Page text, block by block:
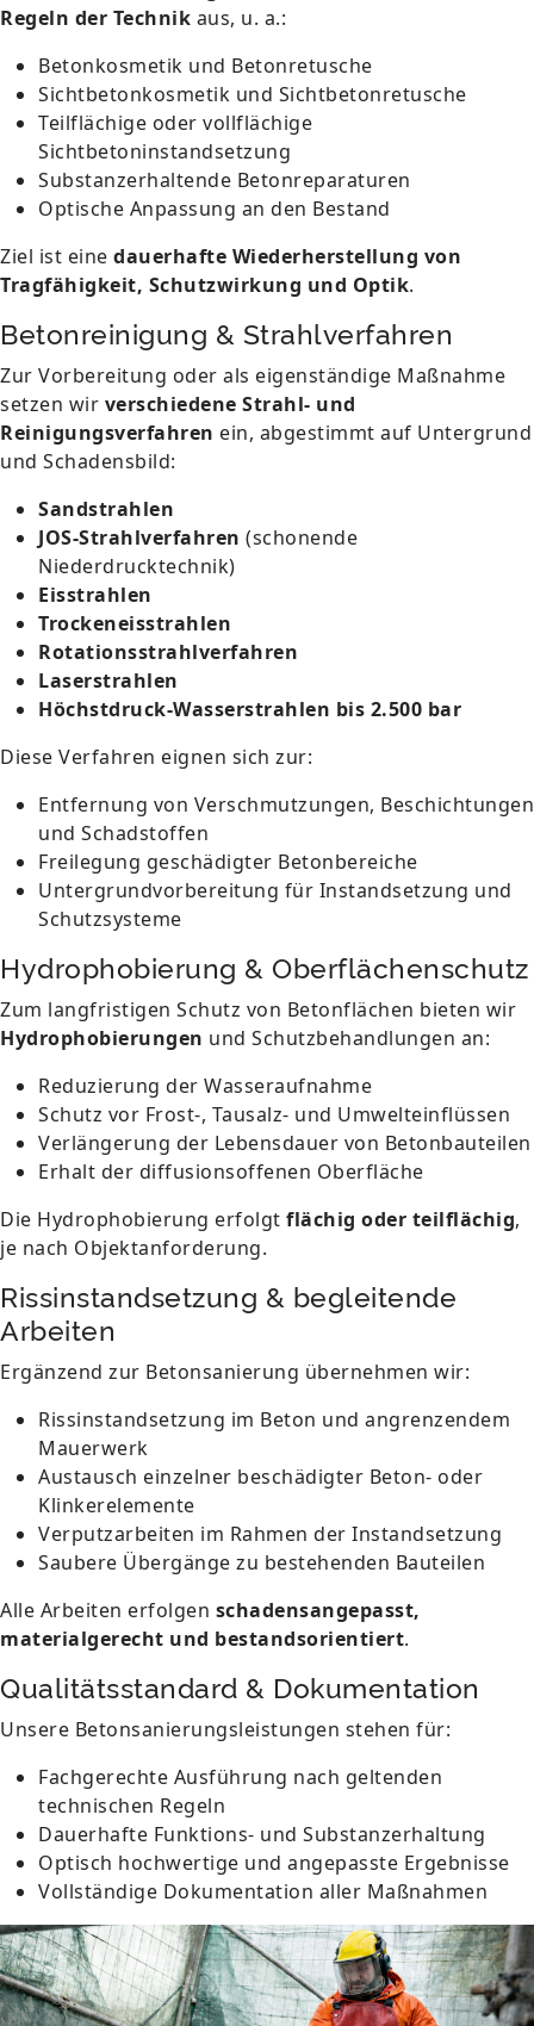
Regeln der Technik aus, u. a.:
Betonkosmetik und Betonretusche
Sichtbetonkosmetik und Sichtbetonretusche
Teilflächige oder vollflächige
Sichtbetoninstandsetzung
Substanzerhaltende Betonreparaturen
Optische Anpassung an den Bestand
Ziel ist eine dauerhafte Wiederherstellung von
Tragfähigkeit, Schutzwirkung und Optik.
Betonreinigung & Strahlverfahren
Zur Vorbereitung oder als eigenständige Maßnahme
setzen wir verschiedene Strahl- und
Reinigungsverfahren ein, abgestimmt auf Untergrund
und Schadensbild:
Sandstrahlen
JOS-Strahlverfahren (schonende
Niederdrucktechnik)
Eisstrahlen
Trockeneisstrahlen
Rotationsstrahlverfahren
Laserstrahlen
Höchstdruck-Wasserstrahlen bis 2.500 bar
Diese Verfahren eignen sich zur:
Entfernung von Verschmutzungen, Beschichtungen
und Schadstoffen
Freilegung geschädigter Betonbereiche
Untergrundvorbereitung für Instandsetzung und
Schutzsysteme
Hydrophobierung & Oberflächenschutz
Zum langfristigen Schutz von Betonflächen bieten wir
Hydrophobierungen und Schutzbehandlungen an:
Reduzierung der Wasseraufnahme
Schutz vor Frost-, Tausalz- und Umwelteinflüssen
Verlängerung der Lebensdauer von Betonbauteilen
Erhalt der diffusionsoffenen Oberfläche
Die Hydrophobierung erfolgt flächig oder teilflächig,
je nach Objektanforderung.
Rissinstandsetzung & begleitende
Arbeiten
Ergänzend zur Betonsanierung übernehmen wir:
Rissinstandsetzung im Beton und angrenzendem
Mauerwerk
Austausch einzelner beschädigter Beton- oder
Klinkerelemente
Verputzarbeiten im Rahmen der Instandsetzung
Saubere Übergänge zu bestehenden Bauteilen
Alle Arbeiten erfolgen schadensangepasst,
materialgerecht und bestandsorientiert.
Qualitätsstandard & Dokumentation
Unsere Betonsanierungsleistungen stehen für:
Fachgerechte Ausführung nach geltenden
technischen Regeln
Dauerhafte Funktions- und Substanzerhaltung
Optisch hochwertige und angepasste Ergebnisse
Vollständige Dokumentation aller Maßnahmen